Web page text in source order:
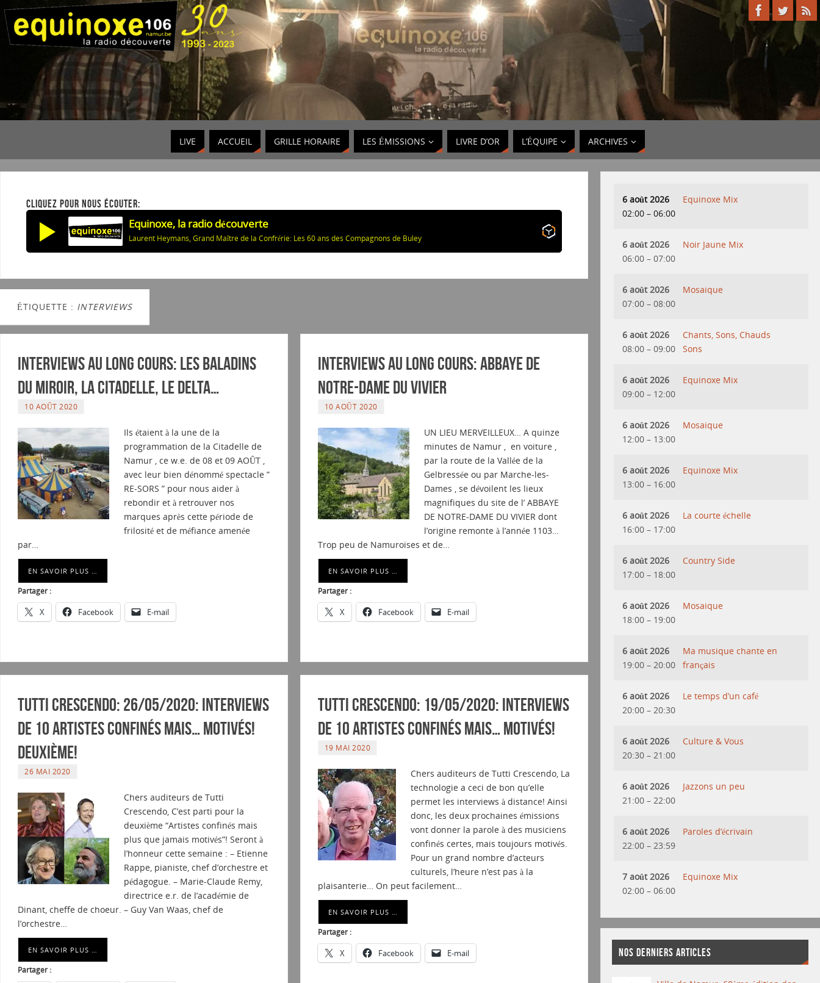
LIVE ACCUEIL GRILLE HORAIRE LES ÉMISSIONS LIVRE D’OR L’ÉQUIPE ARCHIVES
CLIQUEZ POUR NOUS ÉCOUTER:
Equinoxe, la radio découverte
Laurent Heymans, Grand Maître de la Confrérie: Les 60 ans des Compagnons de Buley
ÉTIQUETTE : INTERVIEWS
Interviews au long cours: Les Baladins
du Miroir, La Citadelle, Le Delta…
10 AOÛT 2020
Ils étaient à la une de la
programmation de la Citadelle de
Namur , ce w.e. de 08 et 09 AOÛT ,
avec leur bien dénommé spectacle ”
RE-SORS ” pour nous aider à
rebondir et à retrouver nos
marques après cette période de
frilosité et de méfiance amenée
par…
EN SAVOIR PLUS …
Partager :
X Facebook E-mail
Interviews au long cours: Abbaye de
Notre-Dame du Vivier
10 AOÛT 2020
UN LIEU MERVEILLEUX… A quinze
minutes de Namur , en voiture ,
par la route de la Vallée de la
Gelbressée ou par Marche-les-
Dames , se dévoilent les lieux
magnifiques du site de l’ ABBAYE
DE NOTRE-DAME DU VIVIER dont
l’origine remonte à l’année 1103…
Trop peu de Namuroises et de…
EN SAVOIR PLUS …
Partager :
X Facebook E-mail
Tutti Crescendo: 26/05/2020: Interviews
de 10 artistes confinés mais… motivés!
Deuxième!
26 MAI 2020
Chers auditeurs de Tutti
Crescendo, C’est parti pour la
deuxième “Artistes confinés mais
plus que jamais motivés”! Seront à
l’honneur cette semaine : – Etienne
Rappe, pianiste, chef d’orchestre et
pédagogue. – Marie-Claude Remy,
directrice e.r. de l’académie de
Dinant, cheffe de choeur. – Guy Van Waas, chef de
l’orchestre…
EN SAVOIR PLUS …
Partager :
Tutti Crescendo: 19/05/2020: Interviews
de 10 artistes confinés mais… motivés!
19 MAI 2020
Chers auditeurs de Tutti Crescendo, La
technologie a ceci de bon qu’elle
permet les interviews à distance! Ainsi
donc, les deux prochaines émissions
vont donner la parole à des musiciens
confinés certes, mais toujours motivés.
Pour un grand nombre d’acteurs
culturels, l’heure n’est pas à la
plaisanterie… On peut facilement…
EN SAVOIR PLUS …
Partager :
X Facebook E-mail
6 août 2026
02:00 – 06:00
Equinoxe Mix
6 août 2026
06:00 – 07:00
Noir Jaune Mix
6 août 2026
07:00 – 08:00
Mosaique
6 août 2026
08:00 – 09:00
Chants, Sons, Chauds
Sons
6 août 2026
09:00 – 12:00
Equinoxe Mix
6 août 2026
12:00 – 13:00
Mosaique
6 août 2026
13:00 – 16:00
Equinoxe Mix
6 août 2026
16:00 – 17:00
La courte échelle
6 août 2026
17:00 – 18:00
Country Side
6 août 2026
18:00 – 19:00
Mosaique
6 août 2026
19:00 – 20:00
Ma musique chante en
français
6 août 2026
20:00 – 20:30
Le temps d’un café
6 août 2026
20:30 – 21:00
Culture & Vous
6 août 2026
21:00 – 22:00
Jazzons un peu
6 août 2026
22:00 – 23:59
Paroles d’écrivain
7 août 2026
02:00 – 06:00
Equinoxe Mix
NOS DERNIERS ARTICLES